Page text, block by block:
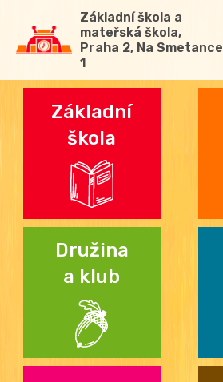
Základní škola a
mateřská škola,
Praha 2, Na Smetance
1
Základní
škola
Družina
a klub